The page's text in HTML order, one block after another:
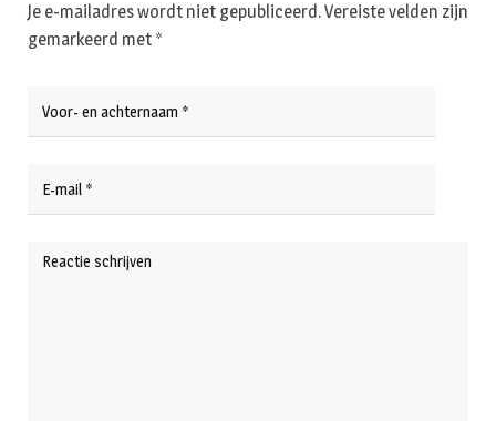
Je e-mailadres wordt niet gepubliceerd.Vereiste velden zijn
gemarkeerd met *